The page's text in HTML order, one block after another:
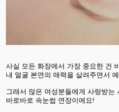
사실 모든 화장에서 가장 중요한 건
내 얼굴 본연의 매력을 살려주면서
그래서 많은 여성분들에게 사랑받는
바로바로 속눈썹 연장이에요!